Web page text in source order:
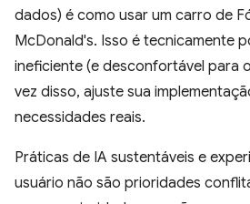
dados) é como usar um carro de
McDonald's. Isso é tecnicamente
ineficiente (e desconfortável para
vez disso, ajuste sua
necessidades reais.
Práticas de IA sustentáveis e
usuário não são prioridades